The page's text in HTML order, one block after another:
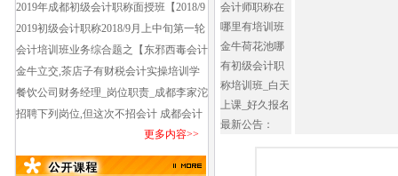
久上课_第1轮
日班_金牛区报培训班学会计哪个好_费用
多少钱?
2019年成都初级会计职称面授班【2018/9
第1轮课程】金牛老会展中心,省民干院附
近会计初级培训班
2019初级会计职称2018/9月上中旬第一轮
培训_西门蜀汉路会计初级职称培训早鸟
班培训
会计培训班业务综合题之【东邪西毒会计
培训密码】西门环球广场会计培训班培训
费_资料费_考试费共多少钱?
金牛立交,茶店子有财税会计实操培训学
校吗【学思捷金牛会计中心】
餐饮公司财务经理_岗位职责_成都李家沱
中级会计职称好久上课_在哪儿上课?
招聘下列岗位,但这次不招会计 成都会计
培训班哪家要推荐工作_新模式会计实操
培训
更多内容>>
最新公告：